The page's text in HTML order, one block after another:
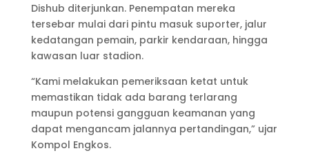
Dishub diterjunkan. Penempatan mereka
tersebar mulai dari pintu masuk suporter, jalur
kedatangan pemain, parkir kendaraan, hingga
kawasan luar stadion.
“Kami melakukan pemeriksaan ketat untuk
memastikan tidak ada barang terlarang
maupun potensi gangguan keamanan yang
dapat mengancam jalannya pertandingan,” ujar
Kompol Engkos.